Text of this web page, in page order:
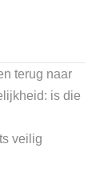
terug naar
is die
veilig